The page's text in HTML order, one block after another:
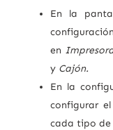
En la
en
y Cajón.
En la
configurar
cada tipo de